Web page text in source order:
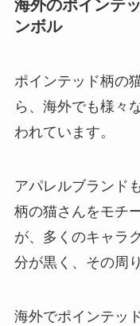
海外のポインテ
ンボル
ポインテッド柄の
ら、海外でも様々
われています。
アパレルブランド
柄の猫さんをモチ
が、多くのキャラ
分が黒く、その周
海外でポインテッ